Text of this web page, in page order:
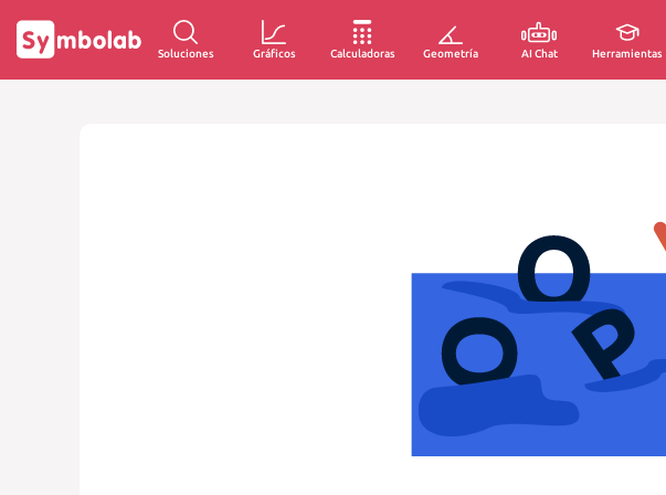
Soluciones Gráficos Calculadoras Geometría AI Chat Herramientas